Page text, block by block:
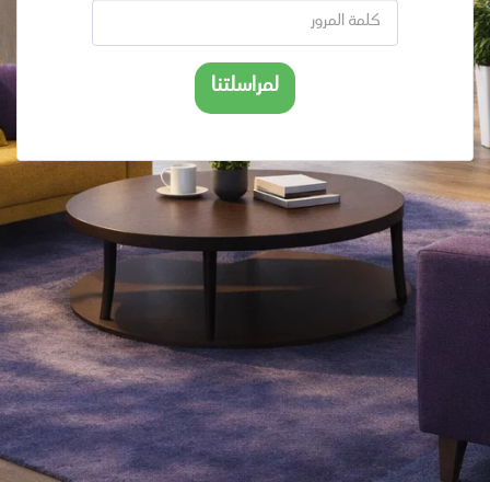
لمراسلتنا